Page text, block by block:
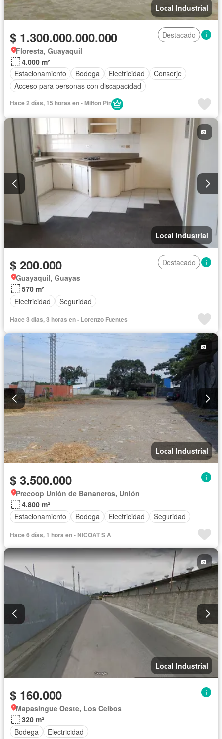
Local Industrial
$ 1.300.000.000.000
Destacado
Floresta, Guayaquil
4.000 m²
Estacionamiento
Bodega Electricidad
Conserje
Acceso para personas con discapacidad
Hace 2 días, 15 horas en - Milton Pin
Local Industrial
$ 200.000
Destacado
Guayaquil, Guayas
570 m²
Electricidad
Seguridad
Hace 3 días, 3 horas en - Lorenzo Fuentes
Local Industrial
$ 3.500.000
Precoop Unión de Bananeros, Unión
4.800 m²
Estacionamiento
Bodega Electricidad Seguridad
Hace 6 días, 1 hora en - NICOAT S A
Local Industrial
$ 160.000
Mapasingue Oeste, Los Ceibos
320 m²
Bodega
Electricidad